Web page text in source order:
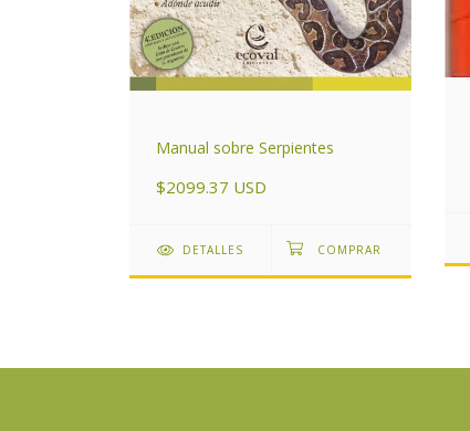
Manual sobre Serpientes
$2099.37 USD
DETALLES